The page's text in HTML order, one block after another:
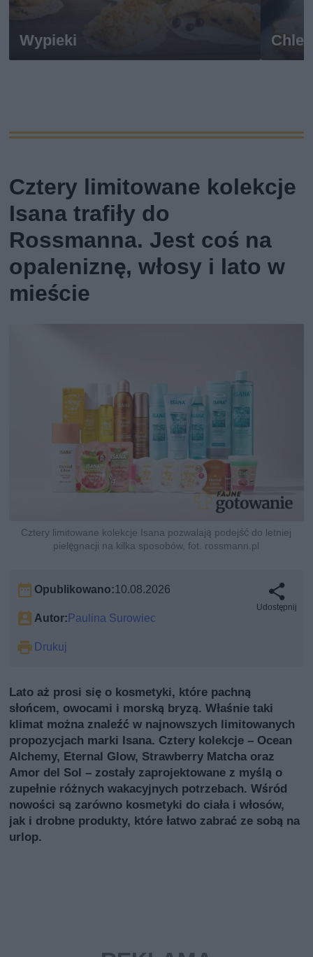
Wypieki
Cztery limitowane kolekcje
Isana trafiły do
Rossmanna. Jest coś na
opaleniznę, włosy i lato w
mieście
Cztery limitowane kolekcje Isana pozwalają podejść do letniej
pielęgnacji na kilka sposobów, fot. rossmann.pl
Opublikowano:10.08.2026
Autor: Paulina Surowiec
Drukuj
Udostępnij
Lato aż prosi się o kosmetyki, które pachną
słońcem, owocami i morską bryzą. Właśnie taki
klimat można znaleźć w najnowszych limitowanych
propozycjach marki Isana. Cztery kolekcje – Ocean
Alchemy, Eternal Glow, Strawberry Matcha oraz
Amor del Sol – zostały zaprojektowane z myślą o
zupełnie różnych wakacyjnych potrzebach. Wśród
nowości są zarówno kosmetyki do ciała i włosów,
jak i drobne produkty, które łatwo zabrać ze sobą na
urlop.